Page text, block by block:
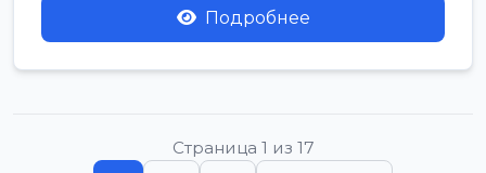
Подробнее
Страница 1 из 17